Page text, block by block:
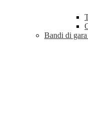
Bandi di